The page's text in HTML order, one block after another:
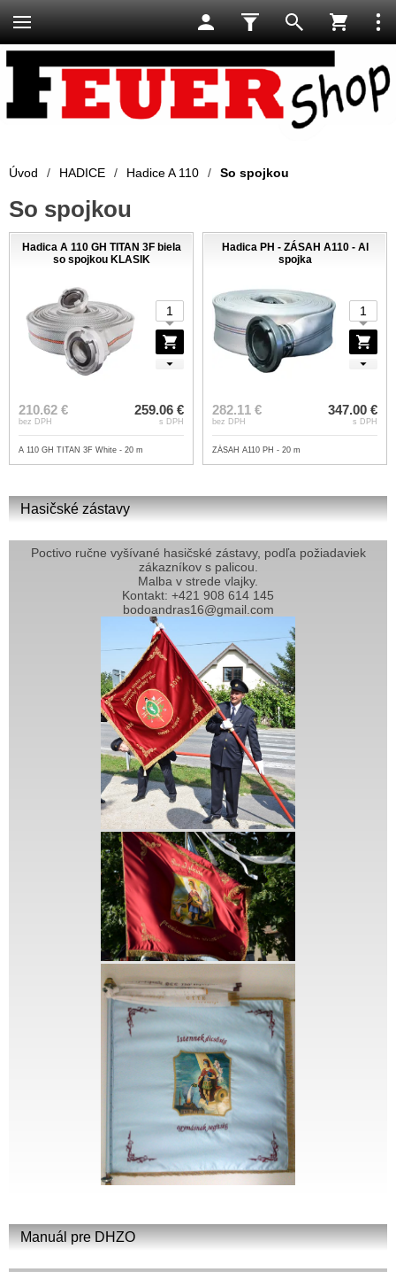
Hasičské zástavy
Poctivo ručne vyšívané hasičské zástavy, podľa požiadaviek
zákazníkov s palicou.
Malba v strede vlajky.
Kontakt: +421 908 614 145
bodoandras16@gmail.com
Manuál pre DHZO
Úvod / HADICE / Hadice A 110 / So spojkou
So spojkou
Hadica A 110 GH TITAN 3F biela
so spojkou KLASIK
210.62 €
bez DPH
259.06 €
s DPH
A 110 GH TITAN 3F White - 20 m
Hadica PH - ZÁSAH A110 - Al
spojka
282.11 €
bez DPH
347.00 €
s DPH
ZÁSAH A110 PH - 20 m